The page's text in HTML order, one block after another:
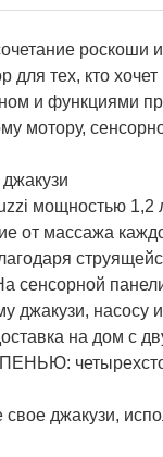
роскоши
для тех, кто
и функциями
мотору,
мощностью 1,2
от массажа
джакузи, насосу
на дом с
джакузи,